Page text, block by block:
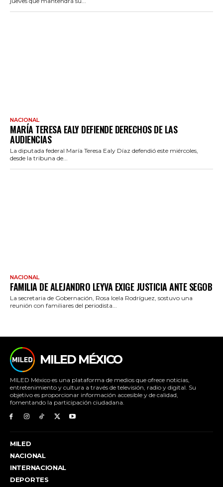
NACIONAL
MARÍA TERESA EALY DEFIENDE DERECHOS DE LAS
AUDIENCIAS
La diputada federal María Teresa Ealy Díaz defendió este miércoles,
desde la tribuna de...
NACIONAL
FAMILIA DE ALEJANDRO LEYVA EXIGE JUSTICIA ANTE SEGOB
La secretaria de Gobernación, Rosa Icela Rodríguez, sostuvo una
reunión con familiares del periodista...
MILED MÉXICO
MILED México es una plataforma de medios que ofrece noticias,
entretenimiento y cultura a través de televisión, radio y digital. Su
objetivo es proporcionar información accesible y de calidad,
fomentando la participación ciudadana.
MILED
NACIONAL
INTERNACIONAL
DEPORTES